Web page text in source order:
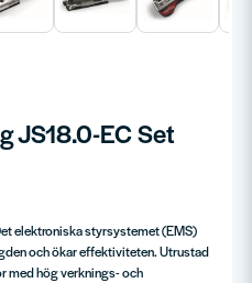
JS18.0-EC Set
elektroniska styrsystemet (EMS)
och ökar effektiviteten. Utrustad
med hög verknings- och